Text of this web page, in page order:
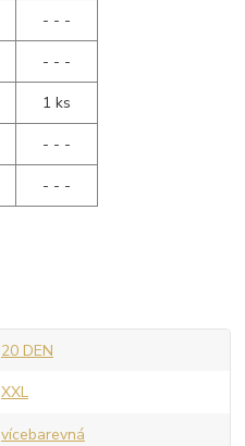
- - -
- - -
1 ks
- - -
- - -
20 DEN
XXL
vícebarevná